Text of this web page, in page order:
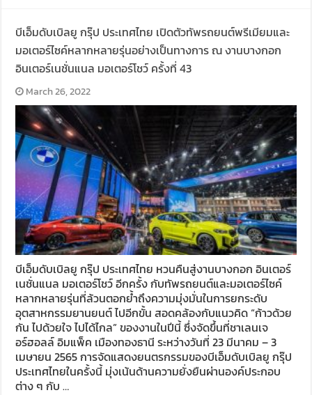
บีเอ็มดับเบิลยู กรุ๊ป ประเทศไทย เปิดตัวทัพรถยนต์พรีเมียมและ
มอเตอร์ไซค์หลากหลายรุ่นอย่างเป็นทางการ ณ งานบางกอก
อินเตอร์เนชั่นแนล มอเตอร์โชว์ ครั้งที่ 43
March 26, 2022
บีเอ็มดับเบิลยู กรุ๊ป ประเทศไทย หวนคืนสู่งานบางกอก อินเตอร์
เนชั่นแนล มอเตอร์โชว์ อีกครั้ง กับทัพรถยนต์และมอเตอร์ไซค์
หลากหลายรุ่นที่ล้วนตอกย้ำถึงความมุ่งมั่นในการยกระดับ
อุตสาหกรรมยานยนต์ ไปอีกขั้น สอดคล้องกับแนวคิด “ก้าวด้วย
กัน ไปด้วยใจ ไปได้ไกล” ของงานในปีนี้ ซึ่งจัดขึ้นที่ชาเลนเจ
อร์ฮอลล์ อิมแพ็ค เมืองทองธานี ระหว่างวันที่ 23 มีนาคม – 3
เมษายน 2565 การจัดแสดงยนตรกรรมของบีเอ็มดับเบิลยู กรุ๊ป
ประเทศไทยในครั้งนี้ มุ่งเน้นด้านความยั่งยืนผ่านองค์ประกอบ
ต่าง ๆ กับ …